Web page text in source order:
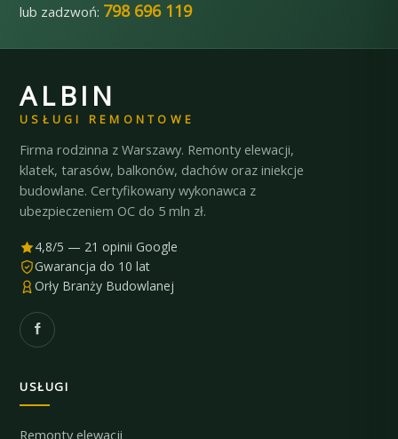
lub zadzwoń: 798 696 119
ALBIN
USŁUGI REMONTOWE
Firma rodzinna z Warszawy. Remonty elewacji,
klatek, tarasów, balkonów, dachów oraz iniekcje
budowlane. Certyfikowany wykonawca z
ubezpieczeniem OC do 5 mln zł.
4,8/5 — 21 opinii Google
Gwarancja do 10 lat
Orły Branży Budowlanej
USŁUGI
Remonty elewacji